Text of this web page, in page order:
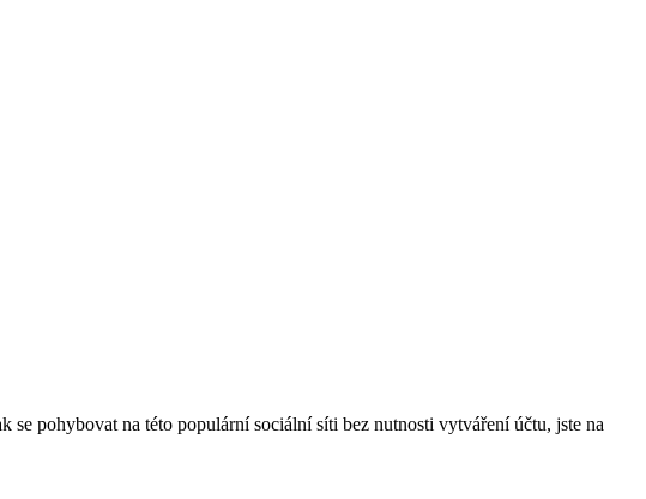
pohybovat na této populární sociální síti bez nutnosti vytváření účtu, jste na